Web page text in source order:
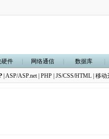
market.
硬件 网络通信 数据库
ASP/ASP.net| PHP JS/CSS/HTML 移动